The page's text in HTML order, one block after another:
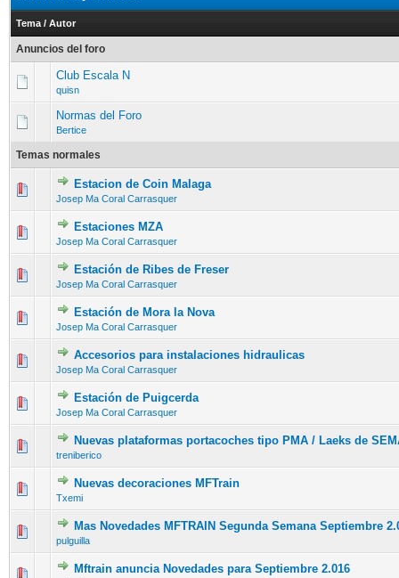
Tema / Autor
Anuncios del foro
Club Escala N
quisn
Normas del Foro
Bertice
Temas normales
Estacion de Coin Malaga
Josep Ma Coral Carrasquer
Estaciones MZA
Josep Ma Coral Carrasquer
Estación de Ribes de Freser
Josep Ma Coral Carrasquer
Estación de Mora la Nova
Josep Ma Coral Carrasquer
Accesorios para instalaciones hidraulicas
Josep Ma Coral Carrasquer
Estación de Puigcerda
Josep Ma Coral Carrasquer
Nuevas plataformas portacoches tipo PMA / Laeks de
treniberico
Nuevas decoraciones MFTrain
Txemi
Mas Novedades MFTRAIN Segunda Semana Septiembre
pulguilla
Mftrain anuncia Novedades para Septiembre 2.016